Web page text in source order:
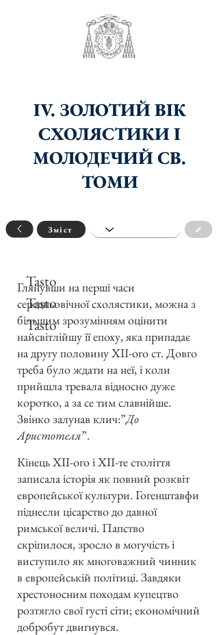
IV. ЗОЛОТИЙ ВІК
СХОЛЯСТИКИ І
МОЛОДЕЧИЙ СВ.
ТОМИ
Зміст ✓
Глянувши на перші часи
середньовічної схолястики, можна з
більшим зрозумінням оцінити
найсвітлійшу її епоху, яка припадає
на другу половину XII-ого ст. Довго
треба було ждати на неї, і коли
прийшла тревала відносно дуже
коротко, а за се тим славнійше.
Звінко залунав клич:”До
Аристотеля”.
Кінець XII-ого і ХІІ-те століття
записала історія як повний розквіт
европейської культури. Гогенштавфи
піднесли цісарство до давної
римської величі. Папство
скріпилося, зросло в могучість і
виступило як многоважний чинник
в европейській політиці. Завдяки
хрестоносним походам купецтво
розтягло свої густі сіти; економічний
добробут двигнувся.
Tasto
Tasto
Tasto